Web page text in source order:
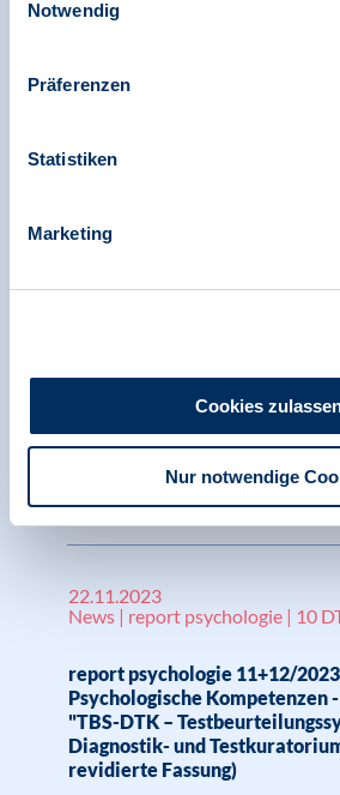
Notwendig
Präferenzen
Statistiken
Marketing
Cookies
Nur notwendige
22.01.2024
report psychologie |
report psychologie 11+12/
Psychologische Kompetenzen
News | report psychologie | 10
report psychologie 01/2024
"Entwicklung unseres Berufes:
Strauß der Möglichkeiten"
22.11.2023
News | report psychologie | 10
report psychologie 11+12/
Psychologische Kompetenzen
"TBS-DTK –
Diagnostik- und
revidierte Fassung)